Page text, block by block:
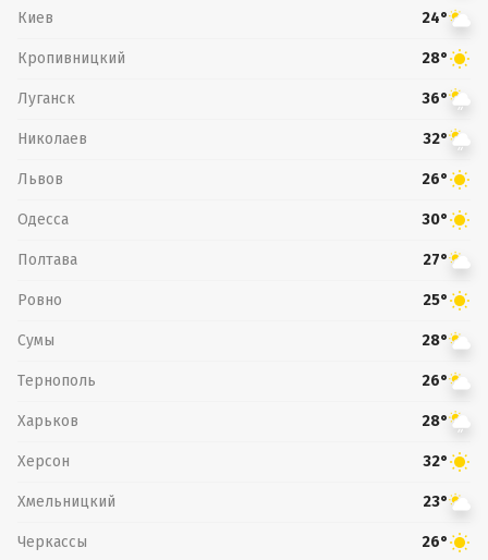
Киев 24°
Кропивницкий 28°
Луганск 36°
Николаев 32°
Львов 26°
Одесса 30°
Полтава 27°
Ровно 25°
Сумы 28°
Тернополь 26°
Харьков 28°
Херсон 32°
Хмельницкий 23°
Черкассы 26°